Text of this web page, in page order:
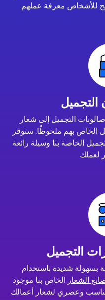
التجميل إلى شعار
الخاص بهم ملحوظًا. ستوفر
الخاصة بنا وسيلة رائعة
التجميل
بسهولة شديدة باستخدام
الشعار الخاص بنا موجود
وعصري لشعار أعمالك